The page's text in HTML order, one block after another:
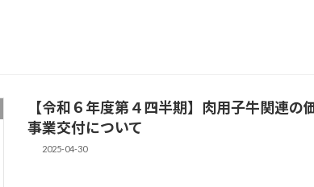
【令和６年度第４四半期】肉用子牛関連の
事業交付について
2025-04-30